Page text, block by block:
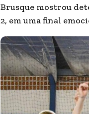
Brusque mostrou
2, em uma final